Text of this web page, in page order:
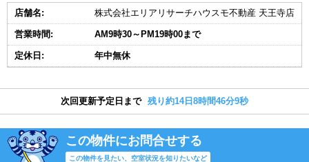
店舗名: 株式会社エリアリサーチハウスモ不動産 天王寺店
営業時間: AM9時30～PM19時00まで
定休日: 年中無休
次回更新予定日まで 残り約14日8時間46分8秒
この物件にお問合せする
この物件を見たい、空室状況を知りたいなど